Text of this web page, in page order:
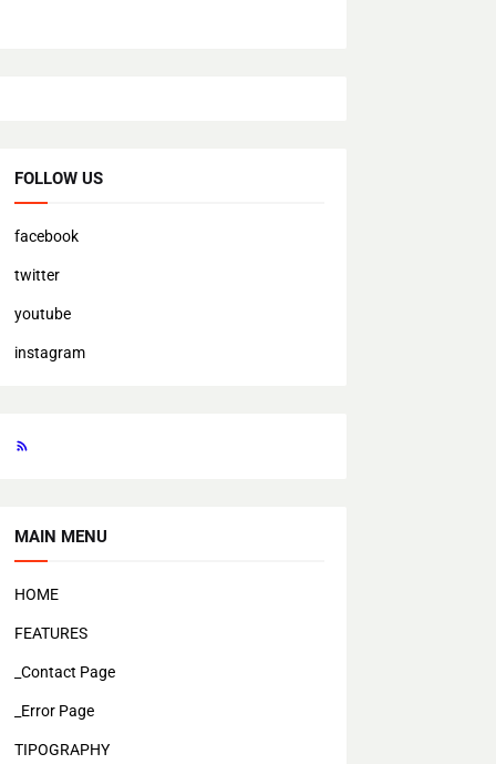
FOLLOW US
facebook
twitter
youtube
instagram
MAIN MENU
HOME
FEATURES
_Contact Page
_Error Page
TIPOGRAPHY